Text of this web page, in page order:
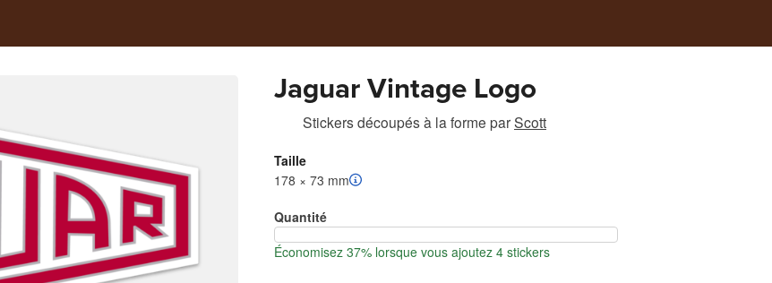
Jaguar Vintage Logo
Stickers découpés à la forme parScott
Taille
178 × 73 mm
Quantité
Économisez 37% lorsque vous ajoutez 4 stickers